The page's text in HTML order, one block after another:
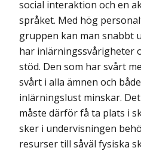
social interaktion och en
språket. Med hög
gruppen kan man snabbt
har inlärningssvårigheter
stöd. Den som har svårt
svårt i alla ämnen och
inlärningslust minskar.
måste därför få ta plats i
sker i undervisningen
resurser till såväl fysiska